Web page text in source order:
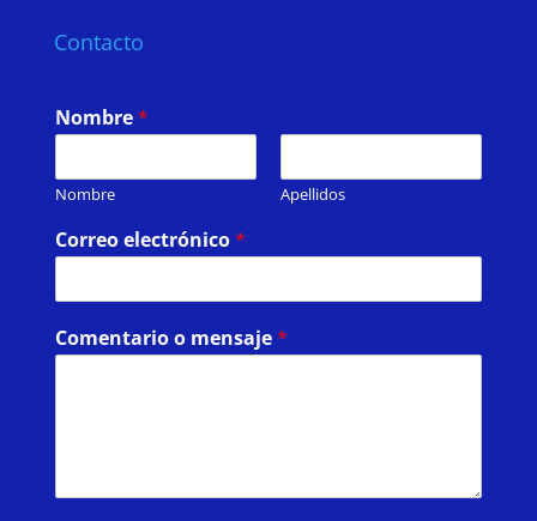
Contacto
Nombre*
Nombre Apellidos
Correo electrónico*
Comentario o mensaje*